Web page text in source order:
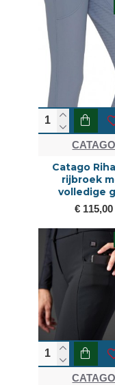
CATAGO
Catago
rijbroek
volledige
€ 115,00
CATAGO